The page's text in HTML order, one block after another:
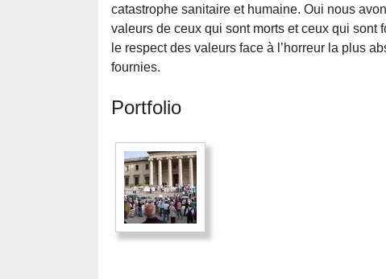
catastrophe sanitaire et humaine. Oui nous
valeurs de ceux qui sont morts et ceux qui sont
le respect des valeurs face à l’horreur la plus
fournies.
Portfolio